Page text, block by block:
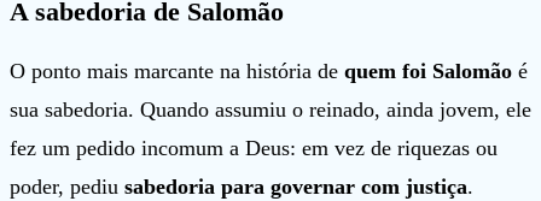
A sabedoria de Salomão
O ponto mais marcante na história de quem foi Salomão é
sua sabedoria. Quando assumiu o reinado, ainda jovem, ele
fez um pedido incomum a Deus: em vez de riquezas ou
poder, pediu sabedoria para governar com justiça.